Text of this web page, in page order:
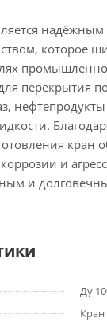
которое
перекрытия
кран
и
и
Ду